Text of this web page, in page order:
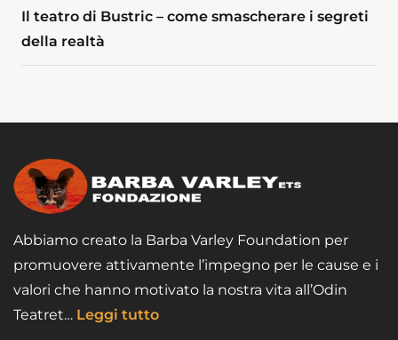
Il teatro di Bustric – come smascherare i segreti
della realtà
Abbiamo creato la Barba Varley Foundation per
promuovere attivamente l’impegno per le cause e i
valori che hanno motivato la nostra vita all’Odin
Teatret… Leggi tutto